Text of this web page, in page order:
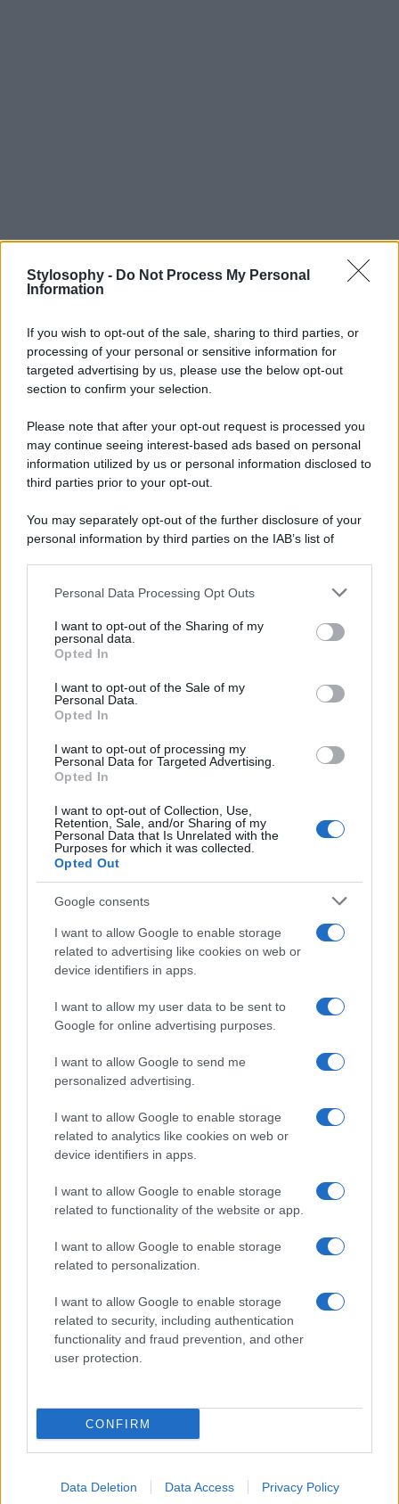
Stylosophy - Do Not Process My Personal
Information
If you wish to opt-out of the sale, sharing to third parties, or
processing of your personal or sensitive information for
targeted advertising by us, please use the below opt-out
section to confirm your selection.
Please note that after your opt-out request is processed you
may continue seeing interest-based ads based on personal
information utilized by us or personal information disclosed to
third parties prior to your opt-out.
You may separately opt-out of the further disclosure of your
personal information by third parties on the IAB’s list of
This information may also be disclosed by us to third parties
disclose it to other third parties.
Please note that this website/app uses one or more Google
services and may gather and store information including but
not limited to your visit or usage behaviour. You may click to
grant or deny consent to Google and its third-party tags to
consent section.
Personal Data Processing Opt Outs
I want to opt-out of the Sharing of my
personal data.
Opted In
I want to opt-out of the Sale of my
Personal Data.
Opted In
I want to opt-out of processing my
Personal Data for Targeted Advertising.
Opted In
I want to opt-out of Collection, Use,
Retention, Sale, and/or Sharing of my
Personal Data that Is Unrelated with the
Purposes for which it was collected.
Opted Out
Google consents
I want to allow Google to enable storage
related to advertising like cookies on web or
device identifiers in apps.
I want to allow my user data to be sent to
Google for online advertising purposes.
I want to allow Google to send me
personalized advertising.
I want to allow Google to enable storage
related to analytics like cookies on web or
device identifiers in apps.
I want to allow Google to enable storage
related to functionality of the website or app.
I want to allow Google to enable storage
related to personalization.
I want to allow Google to enable storage
related to security, including authentication
functionality and fraud prevention, and other
user protection.
CONFIRM
Data Deletion Data Access Privacy Policy